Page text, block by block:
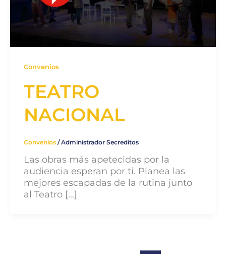
Convenios
TEATRO
NACIONAL
Convenios /Administrador Secreditos
Las obras más apetecidas por la
audiencia esperan por ti. Planea las
mejores escapadas de la rutina junto
al Teatro […]